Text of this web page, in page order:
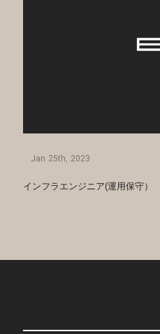
OTHER
Jan 25t h 2023
インフラエンジニア(運用保守）